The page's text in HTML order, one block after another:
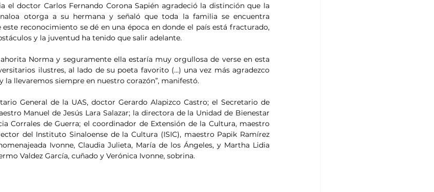
el doctor Carlos Fernando Corona Sapién agradeció la distinción que la
otorga a su hermana y señaló que toda la familia se encuentra
reconocimiento se dé en una época en donde el país está fracturado,
y la juventud ha tenido que salir adelante.
Norma y seguramente ella estaría muy orgullosa de verse en esta
ilustres, al lado de su poeta favorito (…) una vez más agradezco
llevaremos siempre en nuestro corazón”, manifestó.
General de la UAS, doctor Gerardo Alapizco Castro; el Secretario de
Manuel de Jesús Lara Salazar; la directora de la Unidad de Bienestar
Corrales de Guerra; el coordinador de Extensión de la Cultura, maestro
del Instituto Sinaloense de la Cultura (ISIC), maestro Papik Ramírez
Ivonne, Claudia Julieta, María de los Ángeles, y Martha Lidia
Valdez García, cuñado y Verónica Ivonne, sobrina.